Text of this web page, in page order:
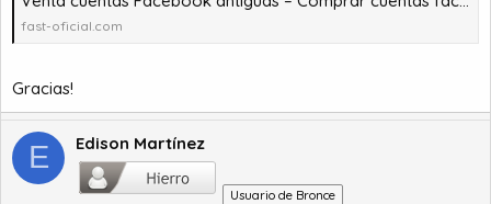
fast-oficial.com
Gracias!
E Edison Martínez
Usuario de Bronce